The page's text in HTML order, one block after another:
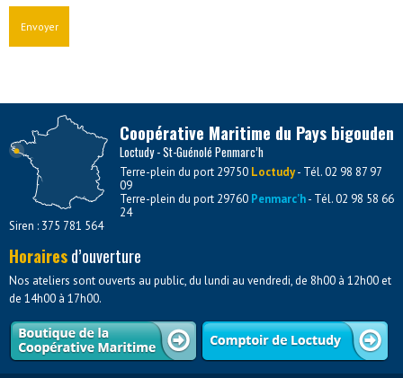
Coopérative Maritime du Pays bigouden
Loctudy - St-Guénolé Penmarc’h
Terre-plein du port 29750 Loctudy- Tél. 02 98 87 97
09
Terre-plein du port 29760 Penmarc’h- Tél. 02 98 58 66
24
Siren : 375 781 564
Horairesd’ouverture
Nos ateliers sont ouverts au public, du lundi au vendredi, de 8h00 à 12h00 et
de 14h00 à 17h00.